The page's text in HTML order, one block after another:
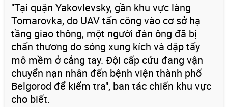
"Tại quận Yakovlevsky, gần khu vực làng
Tomarovka, do UAV tấn công vào cơ sở hạ
tầng giao thông, một người đàn ông đã bị
chấn thương do sóng xung kích và dập tấy
mô mềm ở cẳng tay. Đội cấp cứu đang vận
chuyển nạn nhân đến bệnh viện thành phố
Belgorod để kiểm tra", ban tác chiến khu vực
cho biết.